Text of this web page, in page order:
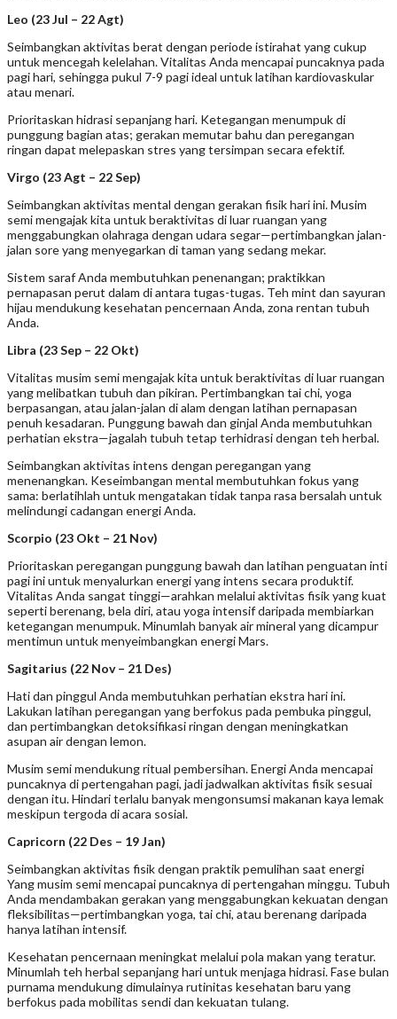
Leo (23 Jul – 22 Agt)
Seimbangkan aktivitas berat dengan periode istirahat yang cukup
untuk mencegah kelelahan. Vitalitas Anda mencapai puncaknya pada
pagi hari, sehingga pukul 7-9 pagi ideal untuk latihan kardiovaskular
atau menari.
Prioritaskan hidrasi sepanjang hari. Ketegangan menumpuk di
punggung bagian atas; gerakan memutar bahu dan peregangan
ringan dapat melepaskan stres yang tersimpan secara efektif.
Virgo (23 Agt – 22 Sep)
Seimbangkan aktivitas mental dengan gerakan fisik hari ini. Musim
semi mengajak kita untuk beraktivitas di luar ruangan yang
menggabungkan olahraga dengan udara segar—pertimbangkan jalan-
jalan sore yang menyegarkan di taman yang sedang mekar.
Sistem saraf Anda membutuhkan penenangan; praktikkan
pernapasan perut dalam di antara tugas-tugas. Teh mint dan sayuran
hijau mendukung kesehatan pencernaan Anda, zona rentan tubuh
Anda.
Libra (23 Sep – 22 Okt)
Vitalitas musim semi mengajak kita untuk beraktivitas di luar ruangan
yang melibatkan tubuh dan pikiran. Pertimbangkan tai chi, yoga
berpasangan, atau jalan-jalan di alam dengan latihan pernapasan
penuh kesadaran. Punggung bawah dan ginjal Anda membutuhkan
perhatian ekstra—jagalah tubuh tetap terhidrasi dengan teh herbal.
Seimbangkan aktivitas intens dengan peregangan yang
menenangkan. Keseimbangan mental membutuhkan fokus yang
sama: berlatihlah untuk mengatakan tidak tanpa rasa bersalah untuk
melindungi cadangan energi Anda.
Scorpio (23 Okt – 21 Nov)
Prioritaskan peregangan punggung bawah dan latihan penguatan inti
pagi ini untuk menyalurkan energi yang intens secara produktif.
Vitalitas Anda sangat tinggi—arahkan melalui aktivitas fisik yang kuat
seperti berenang, bela diri, atau yoga intensif daripada membiarkan
ketegangan menumpuk. Minumlah banyak air mineral yang dicampur
mentimun untuk menyeimbangkan energi Mars.
Sagitarius (22 Nov – 21 Des)
Hati dan pinggul Anda membutuhkan perhatian ekstra hari ini.
Lakukan latihan peregangan yang berfokus pada pembuka pinggul,
dan pertimbangkan detoksifikasi ringan dengan meningkatkan
asupan air dengan lemon.
Musim semi mendukung ritual pembersihan. Energi Anda mencapai
puncaknya di pertengahan pagi, jadi jadwalkan aktivitas fisik sesuai
dengan itu. Hindari terlalu banyak mengonsumsi makanan kaya lemak
meskipun tergoda di acara sosial.
Capricorn (22 Des – 19 Jan)
Seimbangkan aktivitas fisik dengan praktik pemulihan saat energi
Yang musim semi mencapai puncaknya di pertengahan minggu. Tubuh
Anda mendambakan gerakan yang menggabungkan kekuatan dengan
fleksibilitas—pertimbangkan yoga, tai chi, atau berenang daripada
hanya latihan intensif.
Kesehatan pencernaan meningkat melalui pola makan yang teratur.
Minumlah teh herbal sepanjang hari untuk menjaga hidrasi. Fase bulan
purnama mendukung dimulainya rutinitas kesehatan baru yang
berfokus pada mobilitas sendi dan kekuatan tulang.